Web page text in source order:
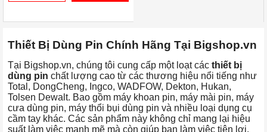
Thiết Bị Dùng Pin Chính Hãng Tại Bigshop.vn
Tại Bigshop.vn, chúng tôi cung cấp một loạt các thiết bị
dùng pin chất lượng cao từ các thương hiệu nổi tiếng như
Total, DongCheng, Ingco, WADFOW, Dekton, Hukan,
Tolsen Dewalt. Bao gồm máy khoan pin, máy mài pin, máy
cưa dùng pin, máy thổi bụi dùng pin và nhiều loại dụng cụ
cầm tay khác. Các sản phẩm này không chỉ mang lại hiệu
suất làm việc mạnh mẽ mà còn giúp bạn làm việc tiện lợi,